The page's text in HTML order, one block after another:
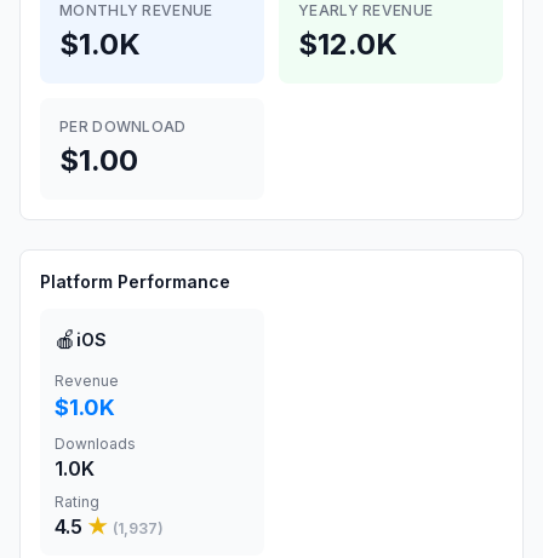
MONTHLY REVENUE
$1.0K
YEARLY REVENUE
$12.0K
PER DOWNLOAD
$1.00
Platform Performance
🍎 iOS
Revenue
$1.0K
Downloads
1.0K
Rating
4.5 ★ (1,937)